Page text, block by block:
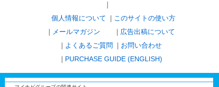
｜
個人情報について
このサイトの使い方
メールマガジン
広告出稿について
よくあるご質問
お問い合わせ
PURCHASE GUIDE (ENGLISH)